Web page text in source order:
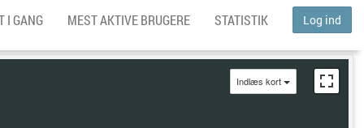
Log ind
I GANG MEST AKTIVE BRUGERE STATISTIK
Indlæs kort